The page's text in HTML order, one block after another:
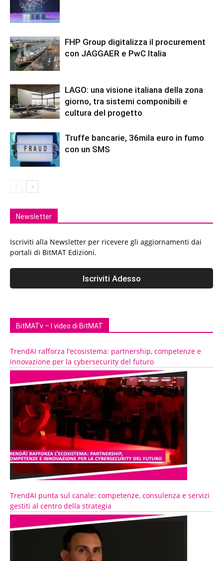
FHP Group digitalizza il procurement
con JAGGAER e PwC Italia
LAGO: una visione italiana della zona
giorno, tra sistemi componibili e
cultura del progetto
Truffe bancarie, 36mila euro in fumo
con un SMS
Newsletter
Iscriviti alla Newsletter per ricevere gli aggiornamenti dai
portali di BitMAT Edizioni.
BitMATv – I video di BitMAT
TrendAI rafforza l’ecosistema: partnership, competenze e
innovazione per la cybersecurity del futuro
TrendAI punta sul canale: competenze, consulenza e servizi
gestiti al centro della strategia